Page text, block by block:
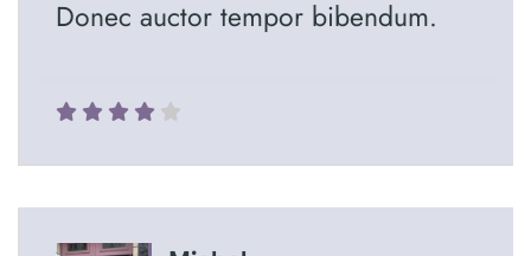
Donec auctor tempor bibendum.